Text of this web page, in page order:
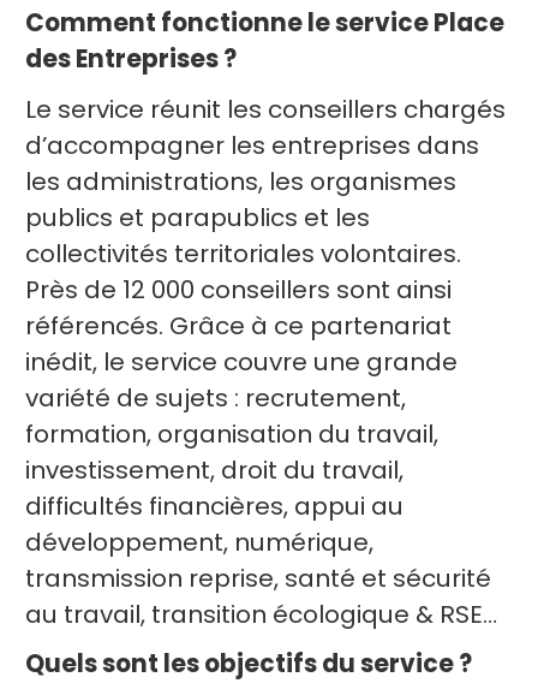
Comment fonctionne le service Place
des Entreprises ?
Le service réunit les conseillers chargés
d’accompagner les entreprises dans
les administrations, les organismes
publics et parapublics et les
collectivités territoriales volontaires.
Près de 12 000 conseillers sont ainsi
référencés. Grâce à ce partenariat
inédit, le service couvre une grande
variété de sujets : recrutement,
formation, organisation du travail,
investissement, droit du travail,
difficultés financières, appui au
développement, numérique,
transmission reprise, santé et sécurité
au travail, transition écologique & RSE…
Quels sont les objectifs du service ?